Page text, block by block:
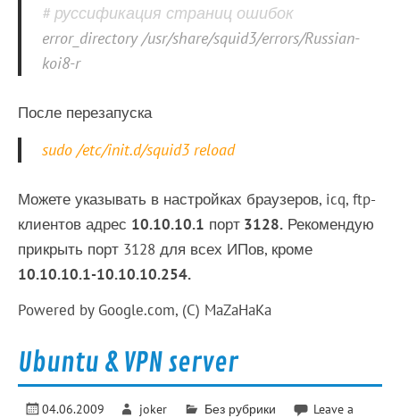
# руссификация страниц ошибок
error_directory /usr/share/squid3/errors/Russian-
koi8-r
После перезапуска
sudo /etc/init.d/squid3 reload
Можете указывать в настройках браузеров, icq, ftp-
клиентов адрес 10.10.10.1 порт 3128. Рекомендую
прикрыть порт 3128 для всех ИПов, кроме
10.10.10.1-10.10.10.254.
Powered by Google.com, (C) MaZaHaKa
Ubuntu & VPN server
04.06.2009 joker Без рубрики
Leave a